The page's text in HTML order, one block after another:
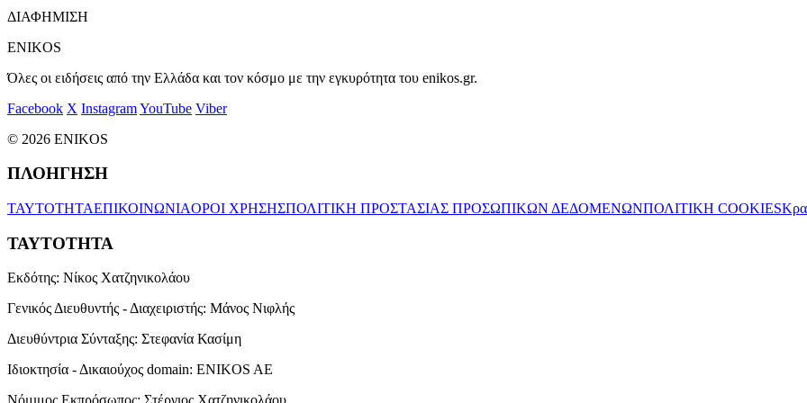
ΔΙΑΦΗΜΙΣΗ
ENIKOS
Όλες οι ειδήσεις από την Ελλάδα και τον κόσμο με την εγκυρότητα του enikos.gr.
Facebook X InstagramYouTube Viber
© 2026 ENIKOS
ΠΛΟΗΓΗΣΗ
ΤΑΥΤΟΤΗΤΑΕΠΙΚΟΙΝΩΝΙΑΟΡΟΙ ΧΡΗΣΗΣΠΟΛΙΤΙΚΗ ΠΡΟΣΤΑΣΙΑΣ ΠΡΟΣΩΠΙΚΩΝ ΔΕΔΟΜΕΝΩΝΠΟΛΙΤΙΚΗ COOKIES
ΤΑΥΤΟΤΗΤΑ
Εκδότης: Νίκος Χατζηνικολάου
Γενικός Διευθυντής - Διαχειριστής: Μάνος Νιφλής
Διευθύντρια Σύνταξης: Στεφανία Κασίμη
Ιδιοκτησία - Δικαιούχος domain: ENIKOS AE